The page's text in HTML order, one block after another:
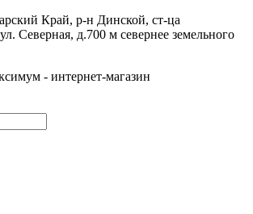
Край, р-н Динской, ст-ца
Северная, д.700 м севернее земельного
- интернет-магазин